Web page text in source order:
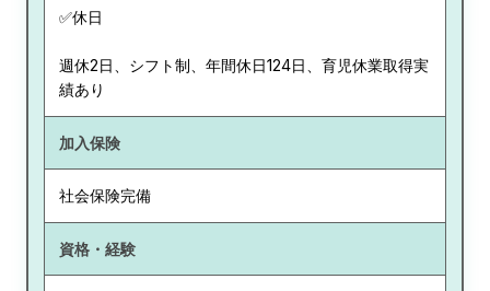
✅休日
週休2日、シフト制、年間休日124日、育児休業取得実
績あり
加入保険
社会保険完備
資格・経験